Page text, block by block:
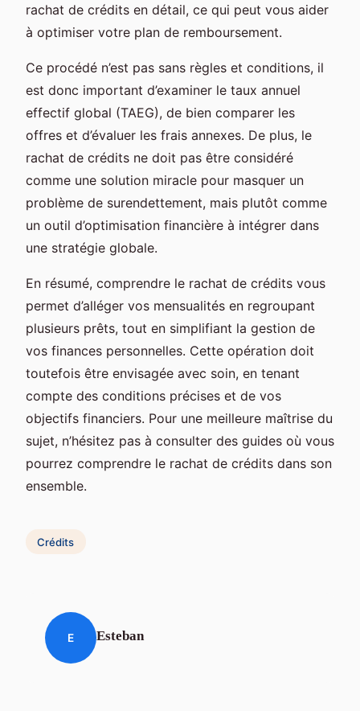
rachat de crédits en détail, ce qui peut vous aider
à optimiser votre plan de remboursement.
Ce procédé n’est pas sans règles et conditions, il
est donc important d’examiner le taux annuel
effectif global (TAEG), de bien comparer les
offres et d’évaluer les frais annexes. De plus, le
rachat de crédits ne doit pas être considéré
comme une solution miracle pour masquer un
problème de surendettement, mais plutôt comme
un outil d’optimisation financière à intégrer dans
une stratégie globale.
En résumé, comprendre le rachat de crédits vous
permet d’alléger vos mensualités en regroupant
plusieurs prêts, tout en simplifiant la gestion de
vos finances personnelles. Cette opération doit
toutefois être envisagée avec soin, en tenant
compte des conditions précises et de vos
objectifs financiers. Pour une meilleure maîtrise du
sujet, n’hésitez pas à consulter des guides où vous
pourrez comprendre le rachat de crédits dans son
ensemble.
Crédits
E Esteban